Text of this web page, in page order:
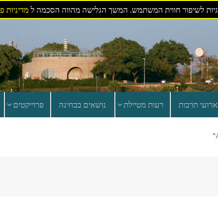
לשיפור חווית המשתמש. המשך הגלישה מהווה הסכמה למדיניות
ארועי תרבות רעות מטיילת נושאים בבחינה פרוייקטים